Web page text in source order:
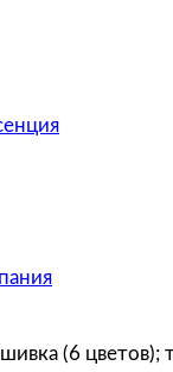
(6 цветов);